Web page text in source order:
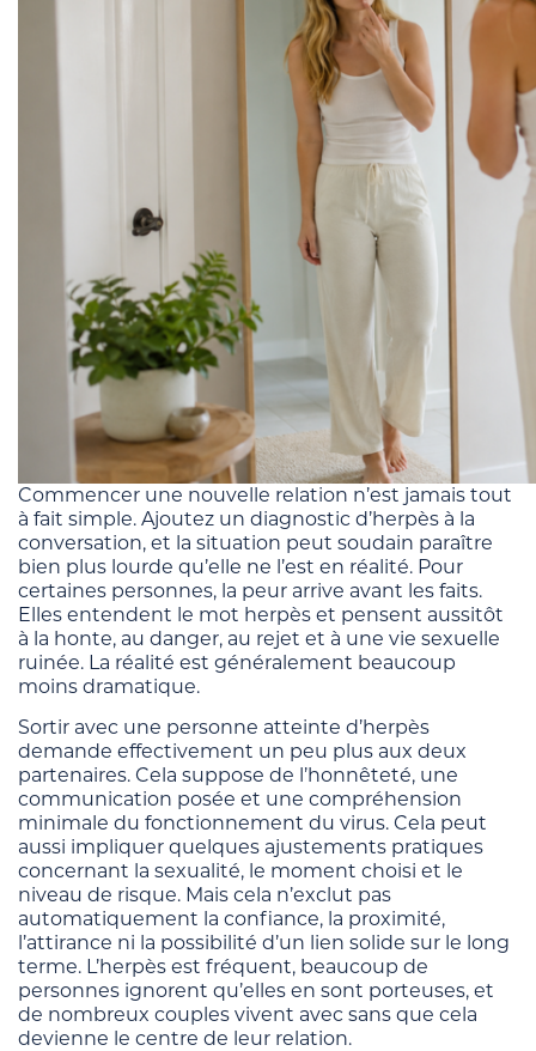
Commencer une nouvelle relation n’est jamais tout
à fait simple. Ajoutez un diagnostic d’herpès à la
conversation, et la situation peut soudain paraître
bien plus lourde qu’elle ne l’est en réalité. Pour
certaines personnes, la peur arrive avant les faits.
Elles entendent le mot herpès et pensent aussitôt
à la honte, au danger, au rejet et à une vie sexuelle
ruinée. La réalité est généralement beaucoup
moins dramatique.
Sortir avec une personne atteinte d’herpès
demande effectivement un peu plus aux deux
partenaires. Cela suppose de l’honnêteté, une
communication posée et une compréhension
minimale du fonctionnement du virus. Cela peut
aussi impliquer quelques ajustements pratiques
concernant la sexualité, le moment choisi et le
niveau de risque. Mais cela n’exclut pas
automatiquement la confiance, la proximité,
l’attirance ni la possibilité d’un lien solide sur le long
terme. L’herpès est fréquent, beaucoup de
personnes ignorent qu’elles en sont porteuses, et
de nombreux couples vivent avec sans que cela
devienne le centre de leur relation.